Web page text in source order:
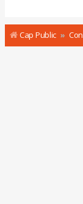
Cap Public